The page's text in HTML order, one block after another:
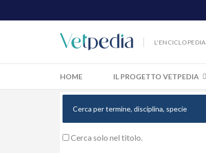
HOME IL PROGETTO VETPEDIA
Cerca solo nel titolo.